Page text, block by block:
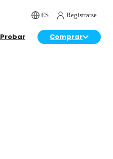
ES Registrarse
Probar Comprar